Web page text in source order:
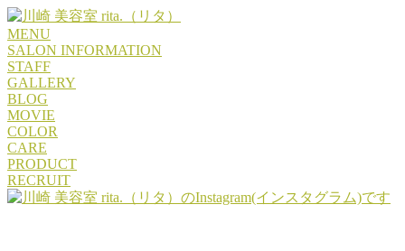
MENU
SALON INFORMATION
STAFF
GALLERY
BLOG
MOVIE
COLOR
CARE
PRODUCT
RECRUIT